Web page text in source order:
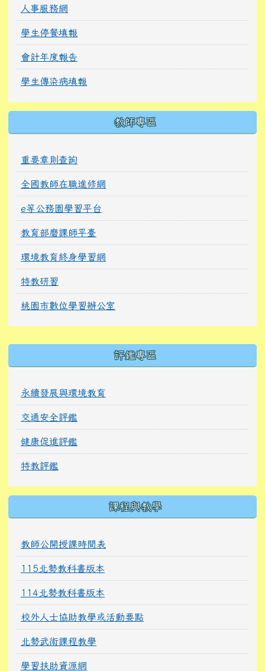
人事服務網
學生停餐填報
會計年度報告
學生傳染病填報
教師專區
重要章則查詢
全國教師在職進修網
e等公務園學習平台
教育部磨課師平臺
環境教育終身學習網
特教研習
桃園市數位學習辦公室
評鑑專區
永續發展與環境教育
交通安全評鑑
健康促進評鑑
特教評鑑
課程與教學
教師公開授課時間表
115北勢教科書版本
114北勢教科書版本
校外人士協助教學或活動要點
北勢武術課程教學
學習扶助資源網